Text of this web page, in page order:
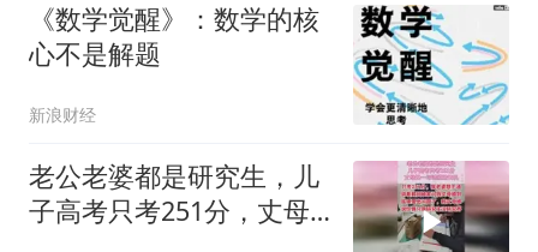
《数学觉醒》：数学的核
心不是解题
新浪财经
老公老婆都是研究生，儿
子高考只考251分，丈母